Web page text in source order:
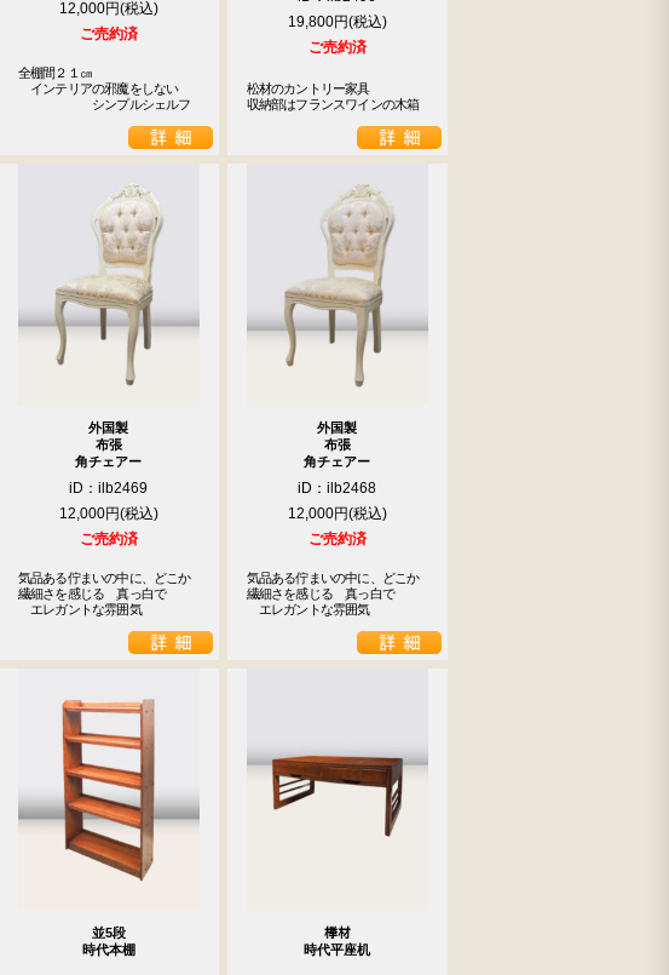
12,000円
ご売約済
全棚間２１㎝
インテリアの邪魔をしない
シンプルシェルフ
19,800円
ご売約済
松材のカントリー家具
収納部はフランスワインの木箱
外国製
布張
角チェアー
iD：ilb2469
12,000円
ご売約済
気品ある佇まいの中に、どこか
繊細さを感じる　真っ白で
エレガントな雰囲気
外国製
布張
角チェアー
iD：ilb2468
12,000円
ご売約済
気品ある佇まいの中に、どこか
繊細さを感じる　真っ白で
エレガントな雰囲気
並5段
時代本棚
﨔材
時代平座机